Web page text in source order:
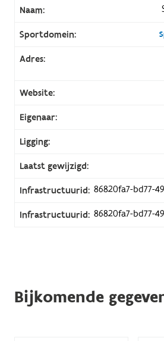
Naam:
Sportdomein:
Adres:
Website:
Eigenaar:
Ligging:
Laatst gewijzigd:
Infrastructuurid: 86820fa7-bd77-
Infrastructuurid: 86820fa7-bd77-
Bijkomende